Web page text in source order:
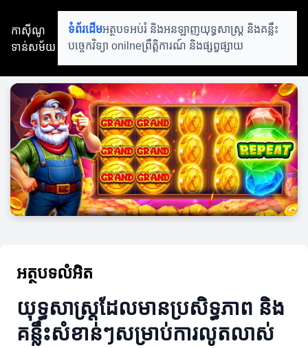
កាស៊ីណូ
ទាន់សម័យ
ទំព័រដើមអត្ថបទអប់រំ និងអនឡាញយុទ្ធសាស្ត្រ និងគន្លឹះ
បច្ចេកវិទ្យា onilneព្រឹត្តិការណ៍ និងផ្សព្វផ្សាយ
អត្ថបទលំអិត
យុទ្ធសាស្ត្រដែលមានប្រសិទ្ធភាព និង
គន្លឹះសំខាន់ៗសម្រាប់ការលូតលាស់